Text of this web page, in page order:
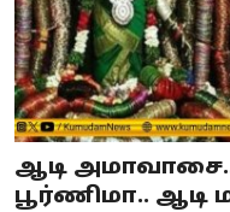
ஆடி அமாவாசை..
பூர்ணிமா.. ஆடி